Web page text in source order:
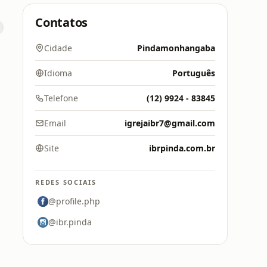
Contatos
Cidade Pindamonhangaba
Idioma Português
Telefone (12) 9924 - 83845
Email igrejaibr7@gmail.com
Site ibrpinda.com.br
REDES SOCIAIS
@profile.php
@ibr.pinda